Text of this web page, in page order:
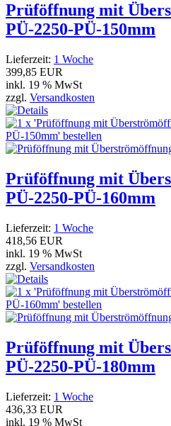
Prüföffnung mit
PÜ-2250-PÜ-150mm
Lieferzeit: 1 Woche
399,85 EUR
inkl. 19 % MwSt
zzgl. Versandkosten
Prüföffnung mit
PÜ-2250-PÜ-160mm
Lieferzeit: 1 Woche
418,56 EUR
inkl. 19 % MwSt
zzgl. Versandkosten
Prüföffnung mit
PÜ-2250-PÜ-180mm
Lieferzeit: 1 Woche
436,33 EUR
inkl. 19 % MwSt